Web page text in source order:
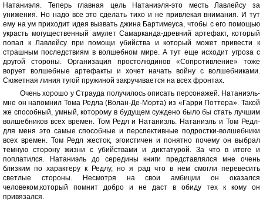
Натаниэля. Теперь главная цель Натаниэля-это месть Лавлейсу за
унижения. Но надо все это сделать тихо и не привлекая внимания. И тут
ему на ум приходит идея вызвать джина Бартимеуса, чтобы с его помощью
украсть могущественный амулет Самарканда-древний артефакт, который
попал к Лавлейсу при помощи убийства и который может привести к
страшным последствиям в волшебном мире. А тут еще исходит угроза с
другой стороны. Организация простолюдинов «Сопротивление» тоже
ворует волшебные артефакты и хочет начать войну с волшебниками.
Сюжетная линия тугой пружиной закручивается на всех фронтах.
Очень хорошо у Страуда получилось описать персонажей. Натаниэль-
мне он напомнил Тома Редла (Волан-Де-Морта) из «Гарри Поттера». Такой
же способный, умный, которому в будущем суждено было бы стать лучшим
волшебников всех времен. Том Редл и Натаниэль. Натаниэль и Том Редл-
для меня это самые способные и перспективные подростки-волшебники
всех времен. Том Редл жесток, эгоистичен и понятно почему он выбрал
темную сторону жизни с убийствами и диктатурой. За что в итоге и
поплатился. Натаниэль до середины книги представлялся мне очень
близким по характеру к Редлу, но я рад что в нем смогли перевесить
светлые стороны. Несмотря на свои амбиции он оказался
человеком,который помнит добро и не даст в обиду тех к кому он
привязался.